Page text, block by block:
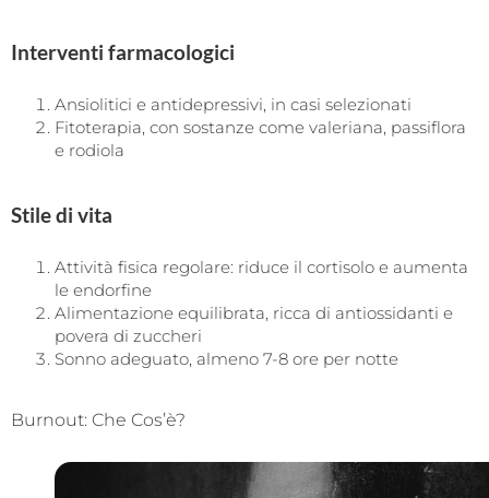
Interventi farmacologici
Ansiolitici e antidepressivi, in casi selezionati
Fitoterapia, con sostanze come valeriana, passiflora
e rodiola
Stile di vita
Attività fisica regolare: riduce il cortisolo e aumenta
le endorfine
Alimentazione equilibrata, ricca di antiossidanti e
povera di zuccheri
Sonno adeguato, almeno 7-8 ore per notte
Burnout: Che Cos’è?